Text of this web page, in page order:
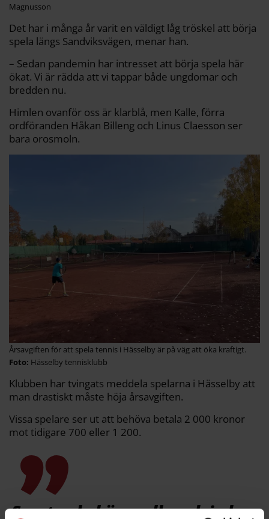
Magnusson
Det har i många år varit en väldigt låg tröskel att börja
spela längs Sandviksvägen, menar han.
– Sedan pandemin har intresset att börja spela här
ökat. Vi är rädda att vi tappar både ungdomar och
bredden nu.
Himlen ovanför oss är klarblå, men Kalle, förra
ordföranden Håkan Billeng och Linus Claesson ser
bara orosmoln.
Årsavgiften för att spela tennis i Hässelby är på väg att öka kraftigt.
Hässelby tennisklubb
Klubben har tvingats meddela spelarna i Hässelby att
man drastiskt måste höja årsavgiften.
Vissa spelare ser ut att behöva betala 2 000 kronor
mot tidigare 700 eller 1 200.
Sporten behöver all medvind